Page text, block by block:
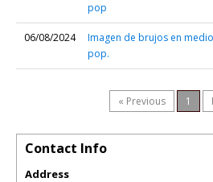
pop
06/08/2024
Imagen de brujos en
pop.
« Previous 1
Contact Info
Address